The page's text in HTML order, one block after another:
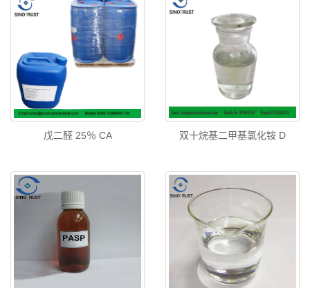
戊二醛 25％ CA 双十烷基二甲基氯化铵 D